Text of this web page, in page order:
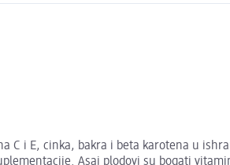
C i E, cinka, bakra i beta karotena u
Asai plodovi su bogati